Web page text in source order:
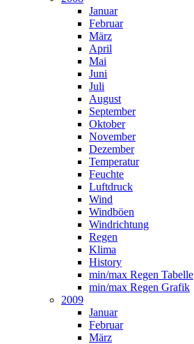
Januar
Februar
März
April
Mai
Juni
Juli
August
September
Oktober
November
Dezember
Temperatur
Feuchte
Luftdruck
Wind
Windböen
Windrichtung
Regen
Klima
History
min/max Regen Tabelle
min/max Regen Grafik
2009
Januar
Februar
März